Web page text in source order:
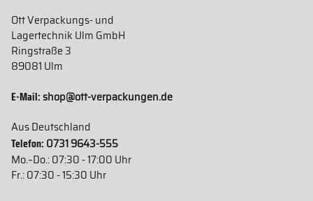
Ott Verpackungs- und
Lagertechnik Ulm GmbH
Ringstraße 3
89081 Ulm
E-Mail:shop@ott-verpackungen.de
Aus Deutschland
Telefon: 0731 9643-555
Mo.–Do.: 07:30 - 17:00 Uhr
Fr.: 07:30 - 15:30 Uhr